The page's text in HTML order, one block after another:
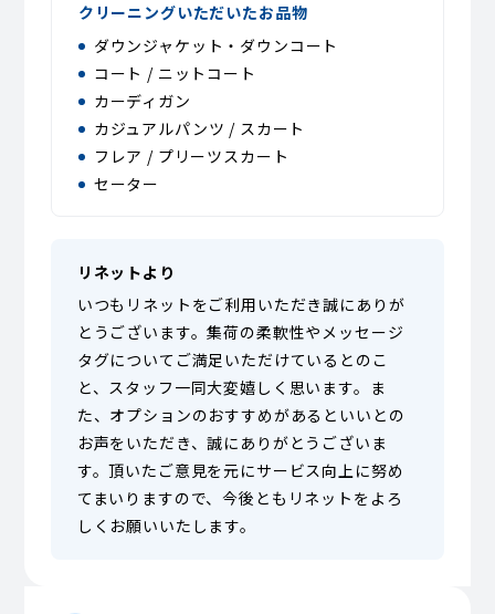
クリーニングいただいたお品物
ダウンジャケット・ダウンコート
コート / ニットコート
カーディガン
カジュアルパンツ / スカート
フレア / プリーツスカート
セーター
リネットより
いつもリネットをご利用いただき誠にありが
とうございます。集荷の柔軟性やメッセージ
タグについてご満足いただけているとのこ
と、スタッフ一同大変嬉しく思います。ま
た、オプションのおすすめがあるといいとの
お声をいただき、誠にありがとうございま
す。頂いたご意見を元にサービス向上に努め
てまいりますので、今後ともリネットをよろ
しくお願いいたします。